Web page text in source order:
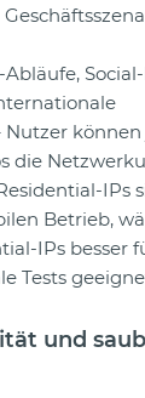
können
die
IPs
Betrieb,
IPs besser
Tests
und